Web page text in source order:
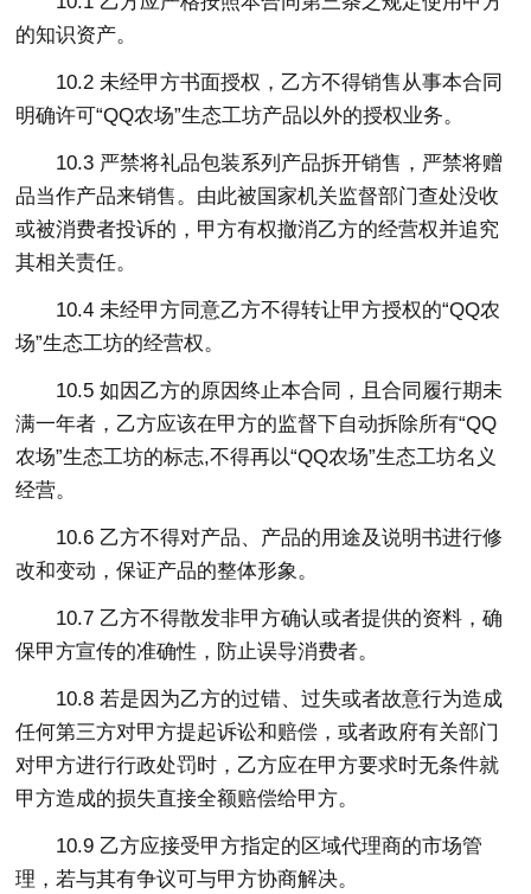
的知识资产。
10.2 未经甲方书面授权，乙方不得销售从事本合同
明确许可“QQ农场”生态工坊产品以外的授权业务。
10.3 严禁将礼品包装系列产品拆开销售，严禁将赠
品当作产品来销售。由此被国家机关监督部门查处没收
或被消费者投诉的，甲方有权撤消乙方的经营权并追究
其相关责任。
10.4 未经甲方同意乙方不得转让甲方授权的“QQ农
场”生态工坊的经营权。
10.5 如因乙方的原因终止本合同，且合同履行期未
满一年者，乙方应该在甲方的监督下自动拆除所有“QQ
农场”生态工坊的标志,不得再以“QQ农场”生态工坊名义
经营。
10.6 乙方不得对产品、产品的用途及说明书进行修
改和变动，保证产品的整体形象。
10.7 乙方不得散发非甲方确认或者提供的资料，确
保甲方宣传的准确性，防止误导消费者。
10.8 若是因为乙方的过错、过失或者故意行为造成
任何第三方对甲方提起诉讼和赔偿，或者政府有关部门
对甲方进行行政处罚时，乙方应在甲方要求时无条件就
甲方造成的损失直接全额赔偿给甲方。
10.9 乙方应接受甲方指定的区域代理商的市场管
理，若与其有争议可与甲方协商解决。